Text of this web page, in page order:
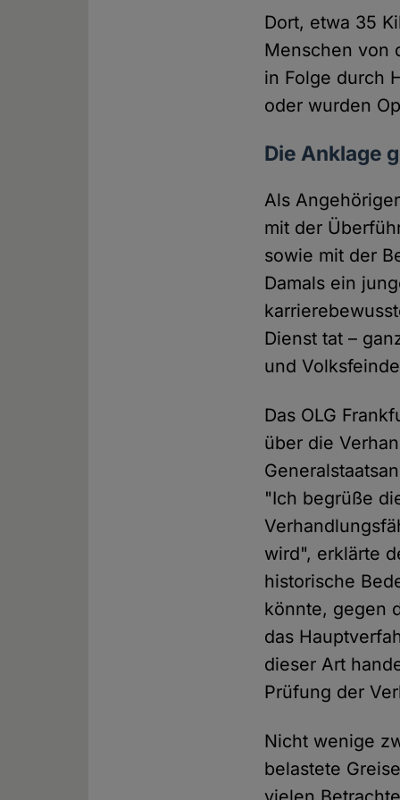
Dort, etwa 35
Menschen von
in Folge durch
oder wurden
Die Anklage
Als
mit der
sowie mit der
Damals ein
Dienst tat –
und
Das OLG
über die
"Ich begrüße
wird", erklärte
historische
könnte, gegen
das
dieser Art
Prüfung der
Nicht wenige
belastete